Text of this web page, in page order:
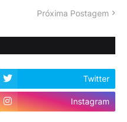
Próxima Postagem
Twitter
Instagram